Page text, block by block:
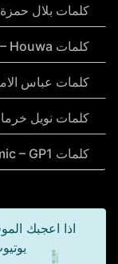
كلمات بلال
كلمات Rym – Houwa
كلمات عباس
كلمات نويل
كلمات Cosmic – GP1
اذا اعجبك